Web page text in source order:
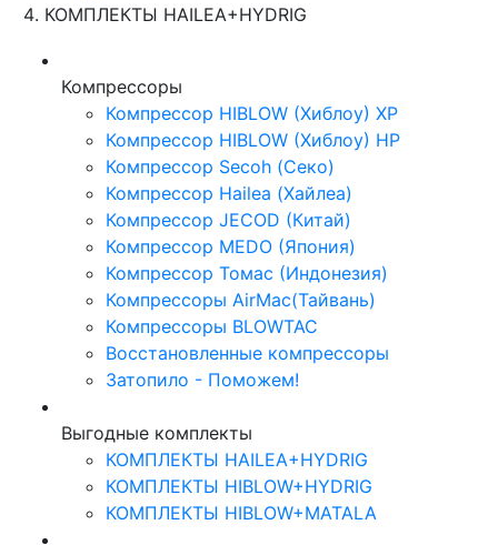
КОМПЛЕКТЫ HAILEA+HYDRIG
Компрессоры
Компрессор HIBLOW (Хиблоу) XP
Компрессор HIBLOW (Хиблоу) HP
Компрессор Secoh (Секо)
Компрессор Hailea (Хайлеа)
Компрессор JECOD (Китай)
Компрессор MEDO (Япония)
Компрессор Томас (Индонезия)
Компрессоры AirMac(Тайвань)
Компрессоры BLOWTAC
Восстановленные компрессоры
Затопило - Поможем!
Выгодные комплекты
КОМПЛЕКТЫ HAILEA+HYDRIG
КОМПЛЕКТЫ HIBLOW+HYDRIG
КОМПЛЕКТЫ HIBLOW+MATALA